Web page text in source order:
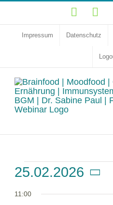
Zum
springen
Impressum Datenschutz
Veranstaltungen
für
25.02.2026
Datum
11:00